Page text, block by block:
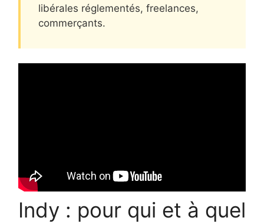
libérales réglementés, freelances,
commerçants.
Indy : pour qui et à quel